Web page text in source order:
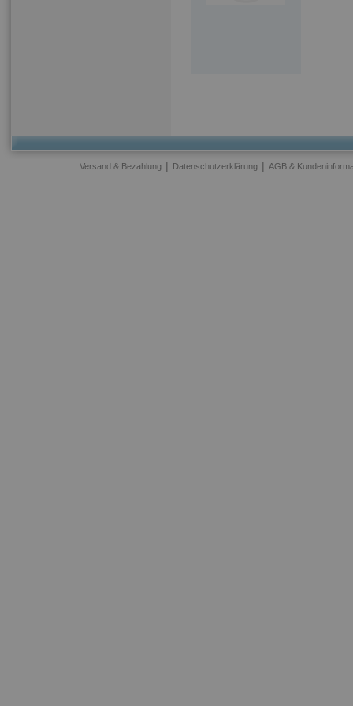
Versand & Bezahlung | Datenschutzerklärung | AGB &